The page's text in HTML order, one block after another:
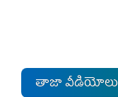
తాజా వీడియోలు